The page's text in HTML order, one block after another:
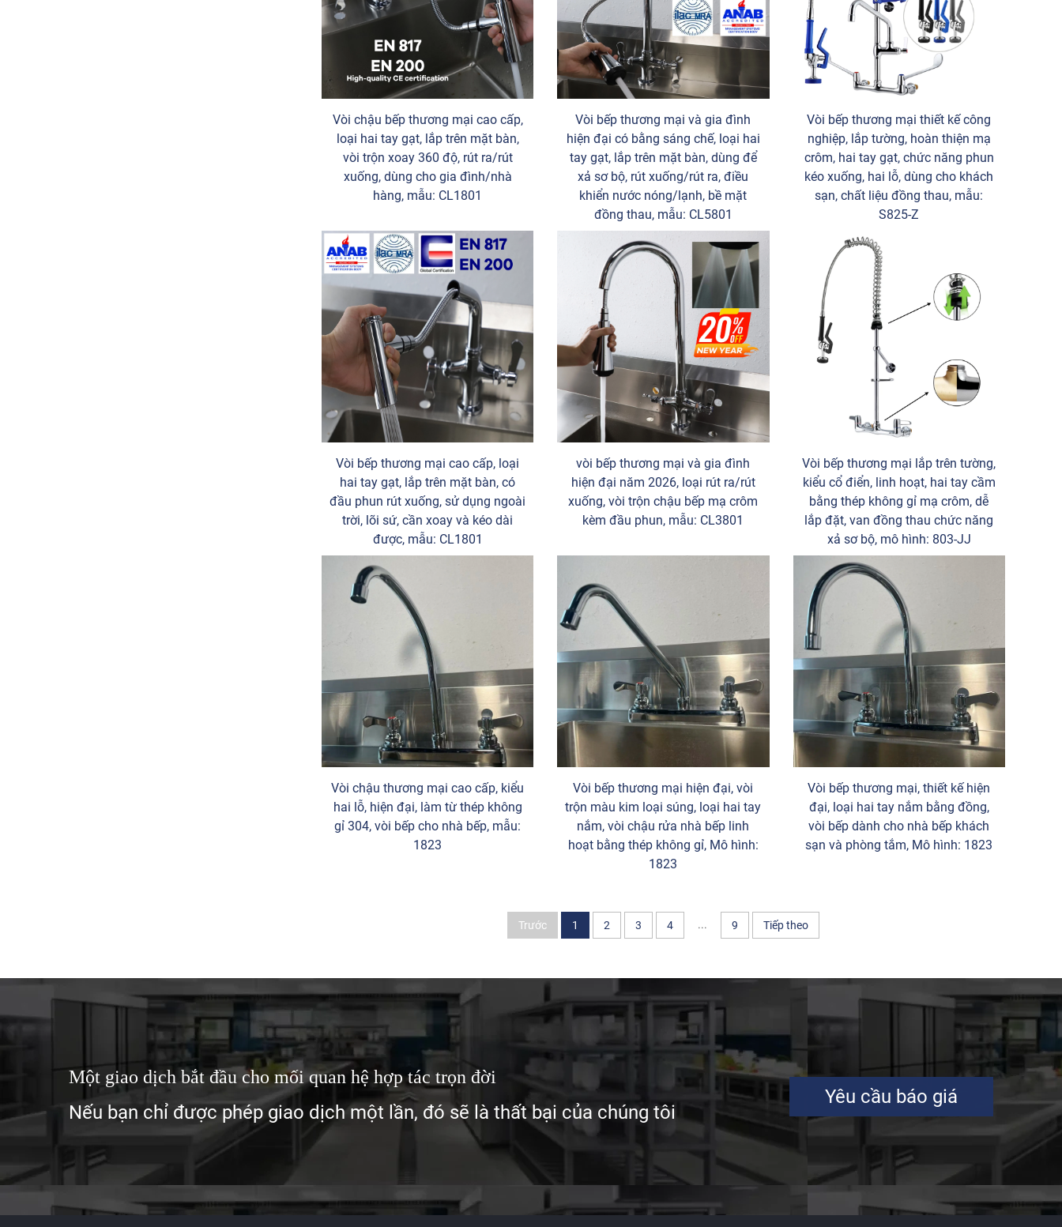
Vòi chậu bếp thương mại cao cấp,
loại hai tay gạt, lắp trên mặt bàn,
vòi trộn xoay 360 độ, rút ra/rút
xuống, dùng cho gia đình/nhà
hàng, mẫu: CL1801
Vòi bếp thương mại và gia đình
hiện đại có bằng sáng chế, loại hai
tay gạt, lắp trên mặt bàn, dùng để
xả sơ bộ, rút xuống/rút ra, điều
khiển nước nóng/lạnh, bề mặt
đồng thau, mẫu: CL5801
Vòi bếp thương mại thiết kế công
nghiệp, lắp tường, hoàn thiện mạ
crôm, hai tay gạt, chức năng phun
kéo xuống, hai lỗ, dùng cho khách
sạn, chất liệu đồng thau, mẫu:
S825-Z
Vòi bếp thương mại cao cấp, loại
hai tay gạt, lắp trên mặt bàn, có
đầu phun rút xuống, sử dụng ngoài
trời, lõi sứ, cần xoay và kéo dài
được, mẫu: CL1801
vòi bếp thương mại và gia đình
hiện đại năm 2026, loại rút ra/rút
xuống, vòi trộn chậu bếp mạ crôm
kèm đầu phun, mẫu: CL3801
Vòi bếp thương mại lắp trên tường,
kiểu cổ điển, linh hoạt, hai tay cầm
bằng thép không gỉ mạ crôm, dễ
lắp đặt, van đồng thau chức năng
xả sơ bộ, mô hình: 803-JJ
Vòi chậu thương mại cao cấp, kiểu
hai lỗ, hiện đại, làm từ thép không
gỉ 304, vòi bếp cho nhà bếp, mẫu:
1823
Vòi bếp thương mại hiện đại, vòi
trộn màu kim loại súng, loại hai tay
nắm, vòi chậu rửa nhà bếp linh
hoạt bằng thép không gỉ, Mô hình:
1823
Vòi bếp thương mại, thiết kế hiện
đại, loại hai tay nắm bằng đồng,
vòi bếp dành cho nhà bếp khách
sạn và phòng tắm, Mô hình: 1823
Trước 1 2 3 4 ... 9 Tiếp theo
Một giao dịch bắt đầu cho mối quan hệ hợp tác trọn đời
Nếu bạn chỉ được phép giao dịch một lần, đó sẽ là thất bại của chúng tôi
Yêu cầu báo giá